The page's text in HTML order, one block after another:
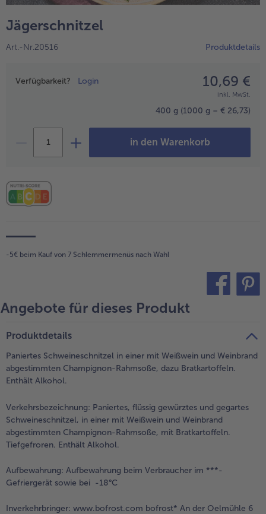
alle Küchenutensilien
alle bofrost*free
alle bofrost*plus.
Pflanzliche Alternativprodukte
- 5 € beim Kauf von 7 Schlemmermenüs nach Wahl
Jägerschnitzel
Art.-Nr.20516 Produktdetails
Preisangabe
Verfügbarkeit? Login 10,69 €
inkl. MwSt.
400 g (1000 g = € 26,73)
in den Warenkorb
-5€ beim Kauf von 7 Schlemmermenüs nach Wahl
Angebote für dieses Produkt
Produktdetails
Paniertes Schweineschnitzel in einer mit Weißwein und Weinbrand
abgestimmten Champignon-Rahmsoße, dazu Bratkartoffeln.
Enthält Alkohol.
Verkehrsbezeichnung: Paniertes, flüssig gewürztes und gegartes
Schweineschnitzel, in einer mit Weißwein und Weinbrand
abgestimmten Champignon-Rahmsoße, mit Bratkartoffeln.
Tiefgefroren. Enthält Alkohol.
Aufbewahrung: Aufbewahrung beim Verbraucher im ***-
Gefriergerät sowie bei -18°C
Inverkehrbringer: www.bofrost.com bofrost* An der Oelmühle 6